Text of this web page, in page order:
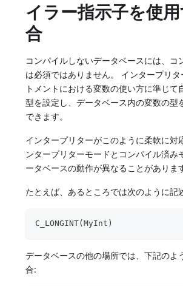
イラー指示子を使
合
コンパイルしないデータベースには、コ
は必須ではありません。 インタープリ
トメントにおける変数の使い方に準じて
型を設定し、データベース内の変数の型
できます。
インタープリターがこのように柔軟に対
ンタープリターモードとコンパイル済み
ータベースの動作が異なることがありま
たとえば、あるところでは次のように記
C_LONGINT(MyInt)
データベースの他の場所では、下記のよ
合: